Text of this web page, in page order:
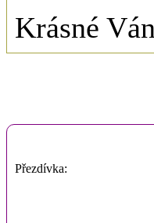
Krásné
Přezdívka: